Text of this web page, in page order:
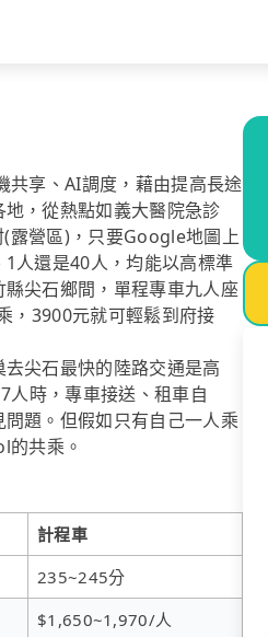
享、AI調度，藉由提高長途
，從熱點如義大醫院急診
露營區)，只要Google地圖上
人還是40人，均能以高標準
尖石鄉間，單程專車九人座
，3900元就可輕鬆到府接
尖石最快的陸路交通是高
人時，專車接送、租車自
題。但假如只有自己一人乘
共乘。
計程車
235~245分
$1,650~1,970/人